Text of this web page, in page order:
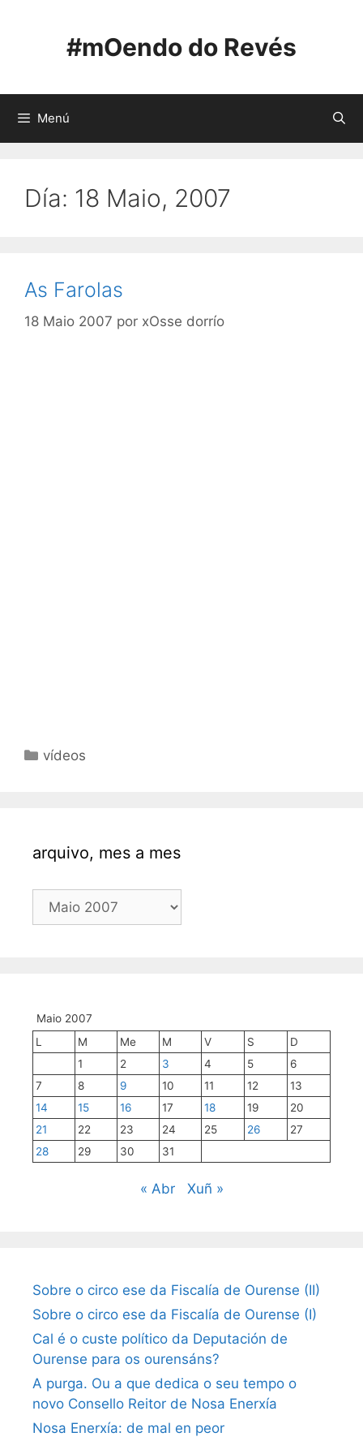
#mOendo do Revés
Menú
Día: 18 Maio, 2007
As Farolas
18 Maio 2007 por xOsse dorrío
Categorías
vídeos
arquivo, mes a mes
arquivo,
Maio 2007
L
M Me M V S
D
1
2 3 4 5
6
7
8 9 10 11 12
13
14
15 16 17 18 19
20
21
22 23 24 25 26
27
28
29 30 31
« Abr Xuñ »
Sobre o circo ese da Fiscalía de Ourense (II)
Sobre o circo ese da Fiscalía de Ourense (I)
Cal é o custe político da Deputación de
Ourense para os ourensáns?
A purga. Ou a que dedica o seu tempo o
novo Consello Reitor de Nosa Enerxía
Nosa Enerxía: de mal en peor